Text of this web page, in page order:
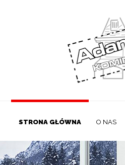
STRONA GŁÓWNA O NAS
CIEPŁE KOMINKI MATERIAŁY